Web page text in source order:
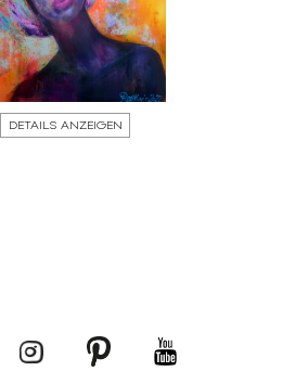
DETAILS ANZEIGEN